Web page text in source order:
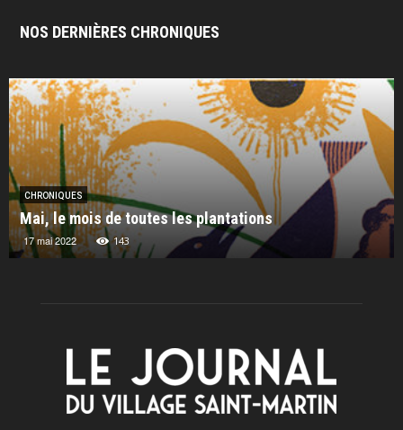
NOS DERNIÈRES CHRONIQUES
CHRONIQUES
Mai, le mois de toutes les plantations
17 mai 2022 143